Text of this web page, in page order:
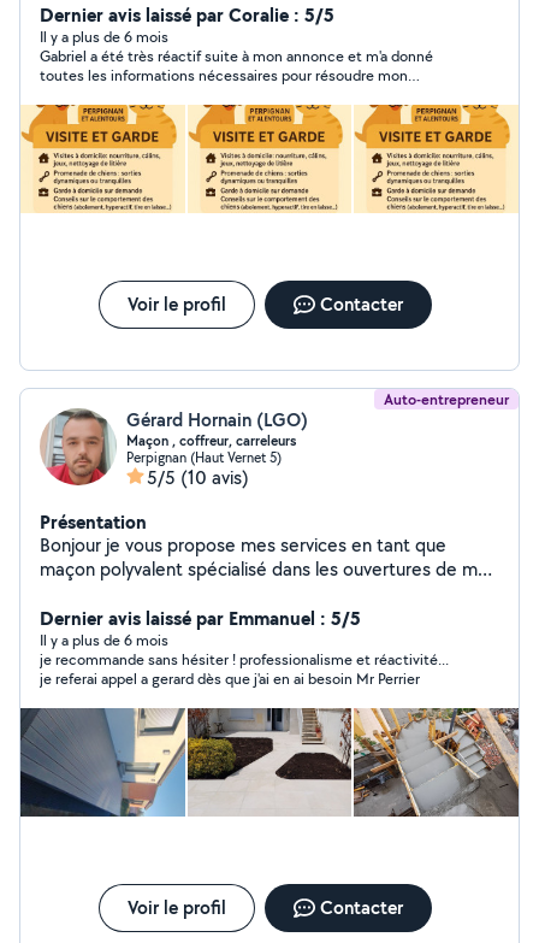
Dernier avis laissé par Coralie : 5/5
Il y a plus de 6 mois
Gabriel a été très réactif suite à mon annonce et m'a donné
toutes les informations nécessaires pour résoudre mon
Voir le profil Contacter
Auto-entrepreneur
Gérard Hornain (LGO)
Maçon , coffreur, carreleurs
Perpignan (Haut Vernet 5)
5/5 (10 avis)
Présentation
Bonjour je vous propose mes services en tant que
maçon polyvalent spécialisé dans les ouvertures de mur
matériaux,dalle, réparation balcons , joint,pose de pierre
, carrelage ect
Dernier avis laissé par Emmanuel : 5/5
Il y a plus de 6 mois
je recommande sans hésiter ! professionalisme et réactivité...
je referai appel a gerard dès que j'ai en ai besoin Mr Perrier
Voir le profil Contacter